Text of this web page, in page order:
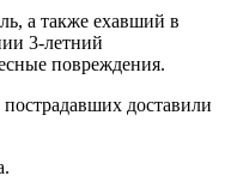
а также ехавший в
3-летний
повреждения.
доставили